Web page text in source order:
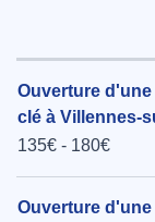
Ouverture
clé à Villennes-
135€ - 180€
Ouverture